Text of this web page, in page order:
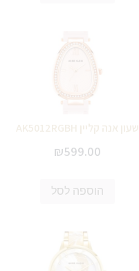
שעון אנה קליין AK5012RGBH
₪599.00
הוספה לסל